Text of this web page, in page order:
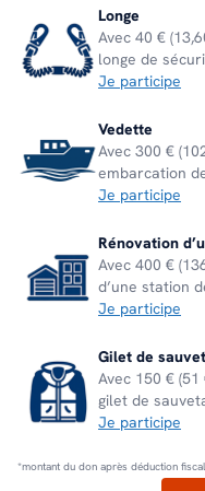
Longe
Avec 40 €
longe de
Je participe
Vedette
Avec 300 €
embarcation
Je participe
Rénovation
Avec 400 €
d’une station
Je participe
Gilet de
Avec 150 €
gilet de
Je participe
*montant du don après déduction